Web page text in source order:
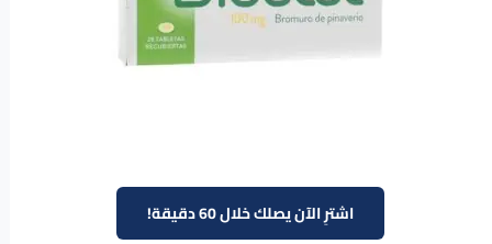
اشترِ الآن يصلك خلال 60 دقيقة!